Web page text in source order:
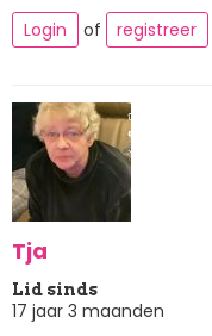
Login
of registreer
Tja
Lid sinds
17 jaar 3 maanden